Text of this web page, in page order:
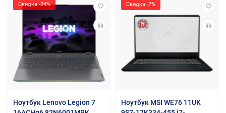
Скидка -24%
Ноутбук Lenovo Legion 7
Скидка -7%
Ноутбук MSI WE76 11UK